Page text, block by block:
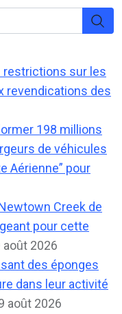
restrictions sur les
revendications des
198 millions
de véhicules
Aérienne” pour
Creek de
pour cette
août 2026
des éponges
dans leur activité
août 2026